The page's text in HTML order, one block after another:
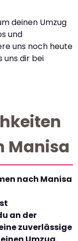
deinen Umzug
und
uns noch heute
uns dir bei
Manisa
nach Manisa
an der
zuverlässige